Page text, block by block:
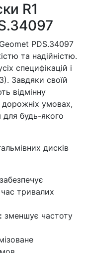
R1
PDS.34097
та надійністю.
специфікацій і
Завдяки своїй
відмінну
дорожніх умовах,
будь-якого
дисків
забезпечує
час тривалих
зменшує частоту